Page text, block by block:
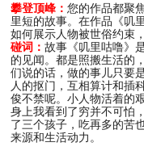
攀登顶峰： 您的作品都聚
里短的故事。在作品《叽
如何展示人物被世俗约束
碰词： 故事《叽里咕噜》
的见闻。都是照搬生活的
们说的话，做的事儿只要
人的抠门，互相算计和插
俊不禁呢。小人物活着的
身上我看到了穷并不可怕
了三个孩子，吃再多的苦
来源和生活动力。